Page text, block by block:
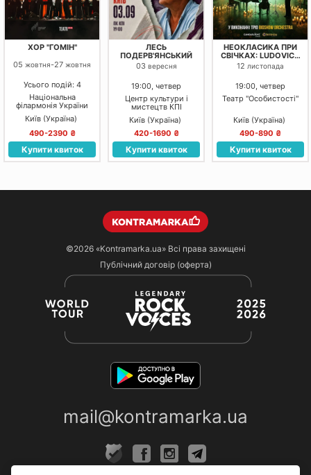
ХОР "ГОМІН"
05 жовтня-27 жовтня
Усього подій: 4
Національна
філармонія України
Київ (Україна)
490-2390 ₴
Купити квиток
ЛЕСЬ
ПОДЕРВ'ЯНСЬКИЙ
03 вересня
19:00, четвер
Центр культури і
мистецтв КПІ
Київ (Україна)
420-1690 ₴
Купити квиток
НЕОКЛАСИКА ПРИ
СВІЧКАХ: LUDOVICO
EINAUDI, YANN
TIERSEN, MAX
12 листопада
19:00, четвер
Театр "Особистості"
Київ (Україна)
490-890 ₴
Купити квиток
©2026 «Kontramarka.ua»Всі права захищені
Публічний договір (оферта)
mail@kontramarka.ua